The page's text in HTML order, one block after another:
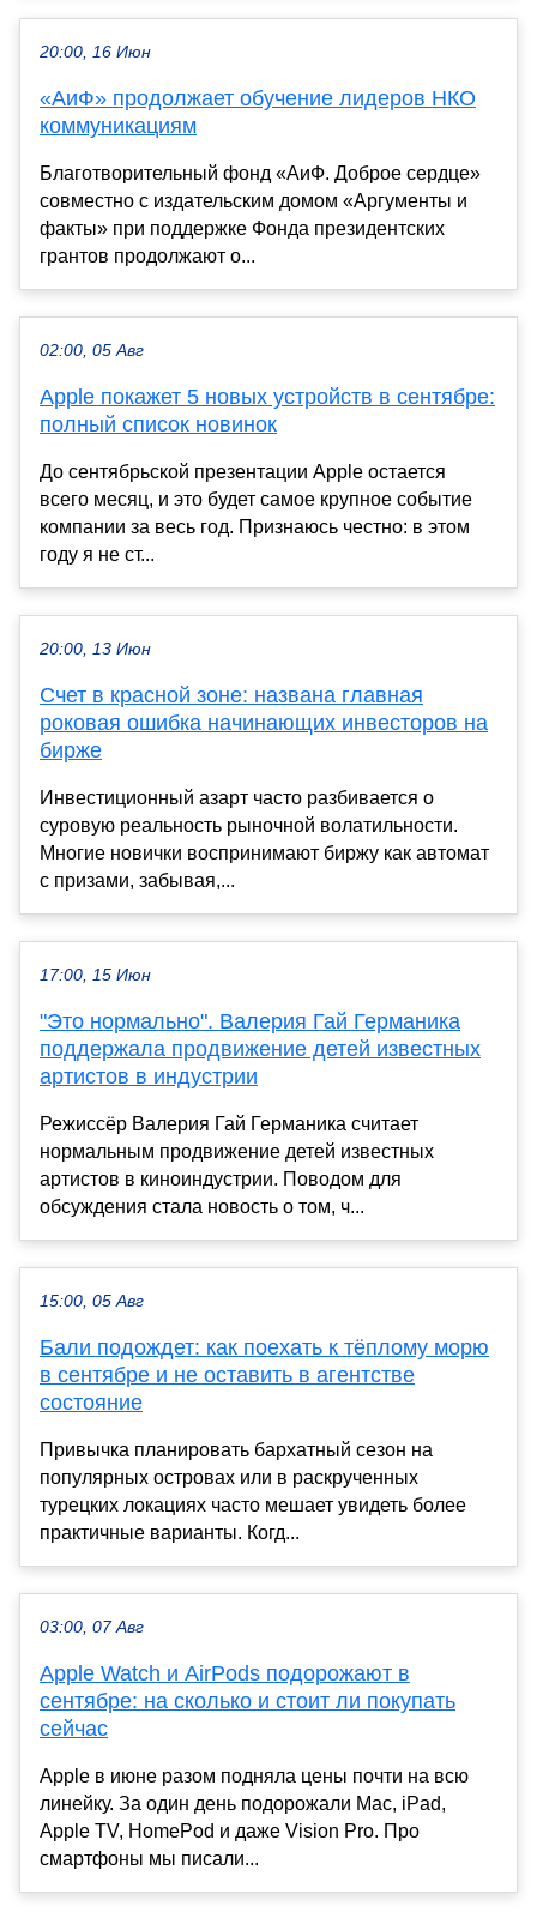
20:00, 16 Июн
«АиФ» продолжает обучение лидеров НКО
коммуникациям
Благотворительный фонд «АиФ. Доброе сердце»
совместно с издательским домом «Аргументы и
факты» при поддержке Фонда президентских
грантов продолжают о...
02:00, 05 Авг
Apple покажет 5 новых устройств в сентябре:
полный список новинок
До сентябрьской презентации Apple остается
всего месяц, и это будет самое крупное событие
компании за весь год. Признаюсь честно: в этом
году я не ст...
20:00, 13 Июн
Счет в красной зоне: названа главная
роковая ошибка начинающих инвесторов на
бирже
Инвестиционный азарт часто разбивается о
суровую реальность рыночной волатильности.
Многие новички воспринимают биржу как автомат
с призами, забывая,...
17:00, 15 Июн
"Это нормально". Валерия Гай Германика
поддержала продвижение детей известных
артистов в индустрии
Режиссёр Валерия Гай Германика считает
нормальным продвижение детей известных
артистов в киноиндустрии. Поводом для
обсуждения стала новость о том, ч...
15:00, 05 Авг
Бали подождет: как поехать к тёплому морю
в сентябре и не оставить в агентстве
состояние
Привычка планировать бархатный сезон на
популярных островах или в раскрученных
турецких локациях часто мешает увидеть более
практичные варианты. Когд...
03:00, 07 Авг
Apple Watch и AirPods подорожают в
сентябре: на сколько и стоит ли покупать
сейчас
Apple в июне разом подняла цены почти на всю
линейку. За один день подорожали Mac, iPad,
Apple TV, HomePod и даже Vision Pro. Про
смартфоны мы писали...